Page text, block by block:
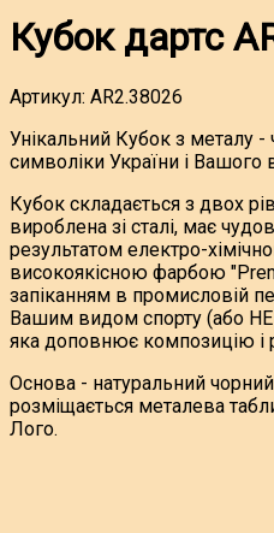
Кубок дартс
Артикул: AR2.38026
Унікальний Кубок з металу
символіки України і Вашого
Кубок складається з двох
вироблена зі сталі, має
результатом електро-
високоякісною фарбою
запіканням в промисловій
Вашим видом спорту (або
яка доповнює композицію і
Основа - натуральний
розміщається металева
Лого.